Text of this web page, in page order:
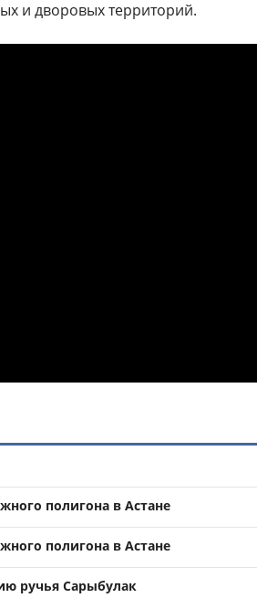
и дворовых территорий.
полигона в Астане
полигона в Астане
ручья Сарыбулак